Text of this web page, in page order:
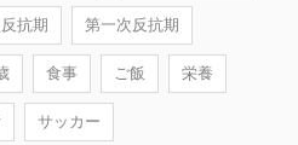
抗期 第一次反抗期
食事 ご飯 栄養
サッカー